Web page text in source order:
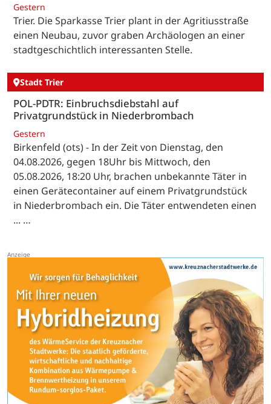
Gestern
Trier. Die Sparkasse Trier plant in der Agritiusstraße
einen Neubau, zuvor graben Archäologen an einer
stadtgeschichtlich interessanten Stelle.
Stadt Trier
POL-PDTR: Einbruchsdiebstahl auf
Privatgrundstück in Niederbrombach
Gestern
Birkenfeld (ots) - In der Zeit von Dienstag, den
04.08.2026, gegen 18Uhr bis Mittwoch, den
05.08.2026, 18:20 Uhr, brachen unbekannte Täter in
einen Gerätecontainer auf einem Privatgrundstück
in Niederbrombach ein. Die Täter entwendeten einen
... …